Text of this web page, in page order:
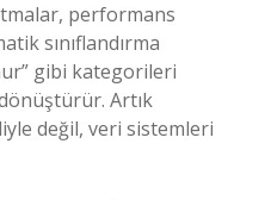
performans
sınıflandırma
gibi kategorileri
Artık
değil, veri sistemleri